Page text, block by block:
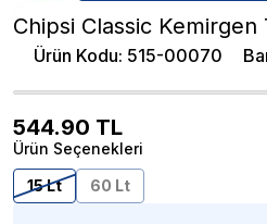
Chipsi Classic Kemirgen
Ürün Kodu: 515-00070
544.90 TL
Ürün Seçenekleri
15 Lt
60 Lt